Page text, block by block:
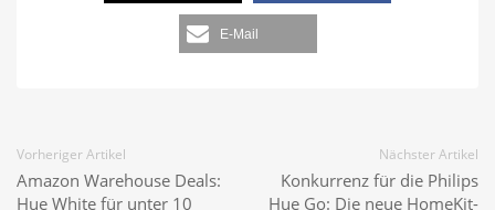
E-Mail
Vorheriger Artikel
Amazon Warehouse Deals:
Hue White für unter 10
Nächster Artikel
Konkurrenz für die Philips
Hue Go: Die neue HomeKit-